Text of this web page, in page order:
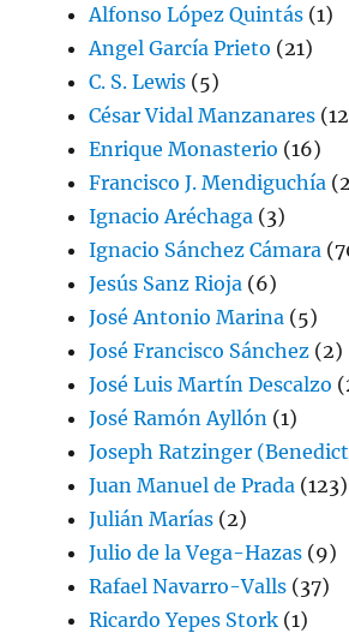
Alfonso López Quintás (1)
Angel García Prieto (21)
C. S. Lewis (5)
César Vidal Manzanares
Enrique Monasterio (16)
Francisco J. Mendiguchía
Ignacio Aréchaga (3)
Ignacio Sánchez Cámara
Jesús Sanz Rioja (6)
José Antonio Marina (5)
José Francisco Sánchez (2)
José Luis Martín Descalzo
José Ramón Ayllón (1)
Joseph Ratzinger
Juan Manuel de Prada (123)
Julián Marías (2)
Julio de la Vega-Hazas (9)
Rafael Navarro-Valls (37)
Ricardo Yepes Stork (1)